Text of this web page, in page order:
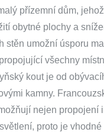
přízemní dům,
obytné plochy a
stěn umožní úsporu
všechny
kout je od
kamny.
nejen propojení
proto je